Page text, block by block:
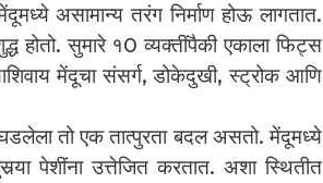
असामान्य तरंग निर्माण होऊ लागतात.
होतो. सुमारे १0 व्यक्तींपैकी एकाला फिट्स
मेंदूचा संसर्ग, डोकेदुखी, स्ट्रोक आणि
तो एक तात्पुरता बदल असतो. मेंदूमध्ये
पेशींना उत्तेजित करतात. अशा स्थितीत